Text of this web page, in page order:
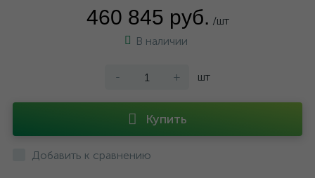
460 845 руб. /шт
В наличии
- + шт
Купить
Добавить к сравнению